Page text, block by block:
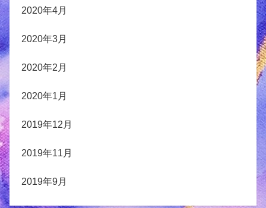
2020年4月
2020年3月
2020年2月
2020年1月
2019年12月
2019年11月
2019年9月